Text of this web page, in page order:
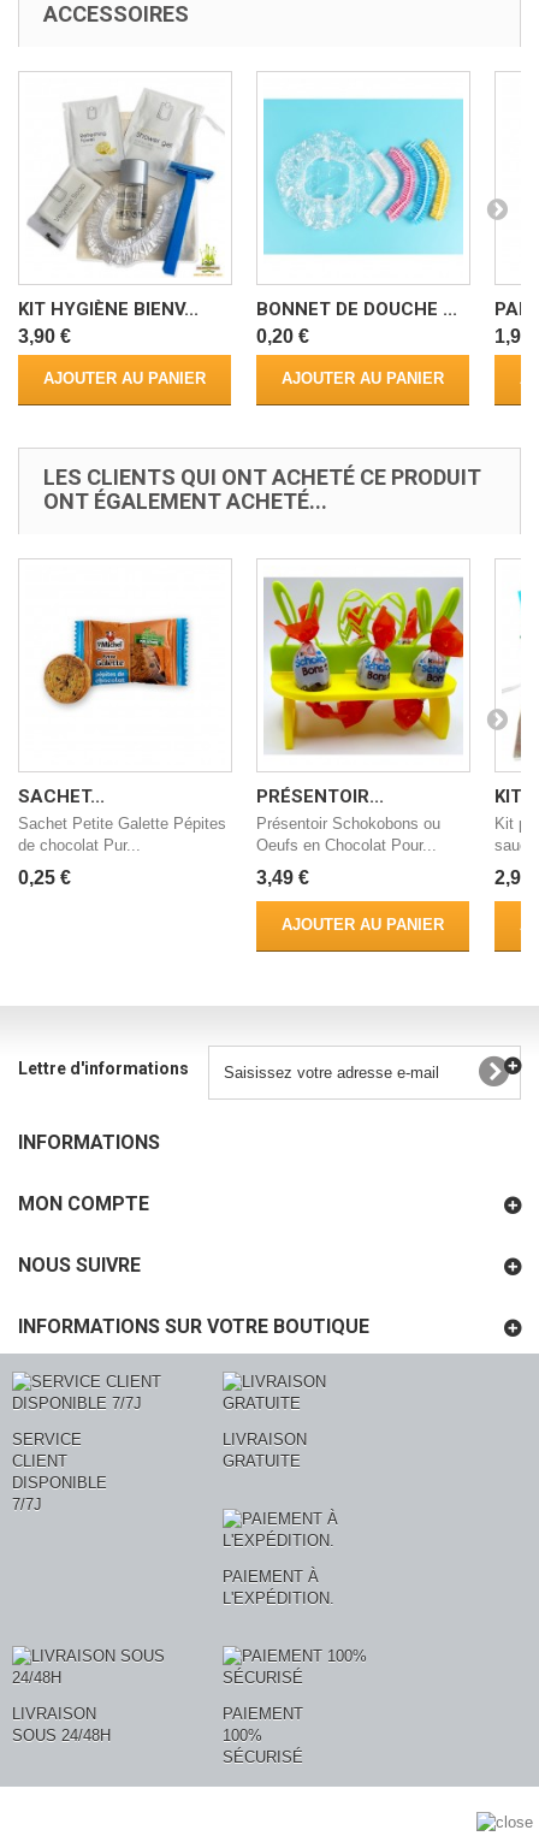
ACCESSOIRES
KIT HYGIÈNE BIENV...
3,90 €
AJOUTER AU PANIER
BONNET DE DOUCHE ...
0,20 €
AJOUTER AU PANIER
1,99
LES CLIENTS QUI ONT ACHETÉ CE PRODUIT
ONT ÉGALEMENT ACHETÉ...
SACHET...
Sachet Petite Galette Pépites
de chocolat Pur...
0,25 €
PRÉSENTOIR...
Présentoir Schokobons ou
Oeufs en Chocolat Pour...
3,49 €
AJOUTER AU PANIER
KIT
Kit
2,90
Lettre d'informations
INFORMATIONS
MON COMPTE
NOUS SUIVRE
INFORMATIONS SUR VOTRE BOUTIQUE
SERVICE
CLIENT
DISPONIBLE
7/7J
LIVRAISON
GRATUITE
PAIEMENT À
L'EXPÉDITION.
LIVRAISON
SOUS 24/48H
PAIEMENT
100%
SÉCURISÉ